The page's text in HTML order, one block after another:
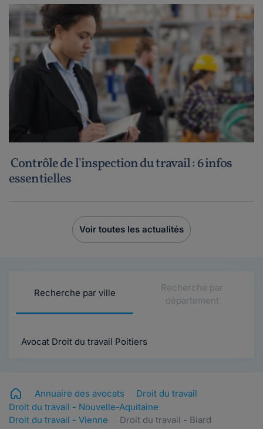
Contrôle de l'inspection du travail : 6 infos
essentielles
Voir toutes les actualités
Recherche par ville
Recherche par
département
Avocat Droit du travail Poitiers
Annuaire des avocats
Droit du travail
Droit du travail - Nouvelle-Aquitaine
Droit du travail - Vienne
Droit du travail - Biard